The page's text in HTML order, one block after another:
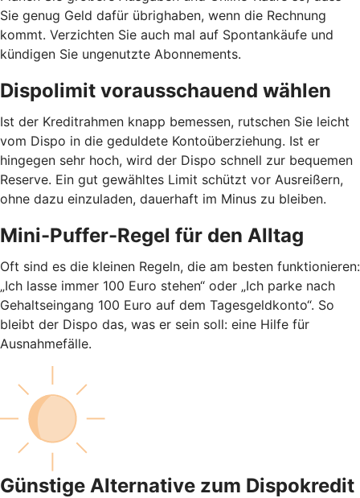
Sie genug Geld dafür übrighaben, wenn die Rechnung
kommt. Verzichten Sie auch mal auf Spontankäufe und
kündigen Sie ungenutzte Abonnements.
Dispolimit vorausschauend wählen
Ist der Kreditrahmen knapp bemessen, rutschen Sie leicht
vom Dispo in die geduldete Kontoüberziehung. Ist er
hingegen sehr hoch, wird der Dispo schnell zur bequemen
Reserve. Ein gut gewähltes Limit schützt vor Ausreißern,
ohne dazu einzuladen, dauerhaft im Minus zu bleiben.
Mini-Puffer-Regel für den Alltag
Oft sind es die kleinen Regeln, die am besten funktionieren:
„Ich lasse immer 100 Euro stehen“ oder „Ich parke nach
Gehaltseingang 100 Euro auf dem Tagesgeldkonto“. So
bleibt der Dispo das, was er sein soll: eine Hilfe für
Ausnahmefälle.
Günstige Alternative zum Dispokredit